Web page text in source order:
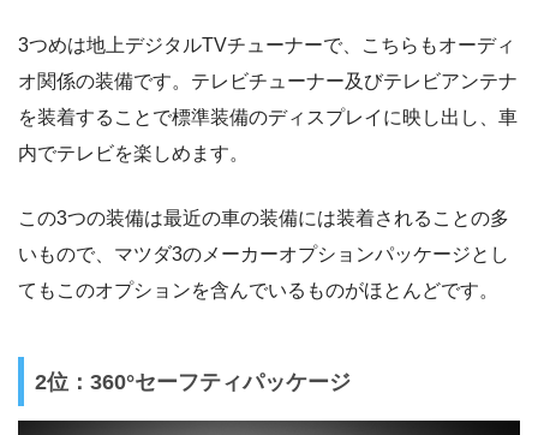
3つめは地上デジタルTVチューナーで、こちらもオーディ
オ関係の装備です。テレビチューナー及びテレビアンテナ
を装着することで標準装備のディスプレイに映し出し、車
内でテレビを楽しめます。
この3つの装備は最近の車の装備には装着されることの多
いもので、マツダ3のメーカーオプションパッケージとし
てもこのオプションを含んでいるものがほとんどです。
2位：360°セーフティパッケージ